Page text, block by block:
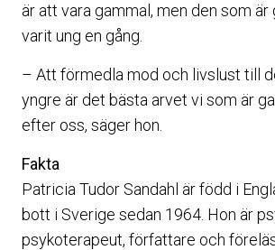
är att vara gammal, men den som är
varit ung en gång.
– Att förmedla mod och livslust till
yngre är det bästa arvet vi som är
efter oss, säger hon.
Fakta
Patricia Tudor Sandahl är född i
bott i Sverige sedan 1964. Hon är
psykoterapeut, författare och